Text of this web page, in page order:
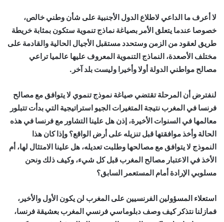
لا أعرف ما الداعي لاطلاع الدول الأجنبية على شأن وطني خالص،
خصوصا عندما يتعلق الأمر بصياغة نماذج تنموية ستكون بمثابة خريطة
طريق لعقود من الزمن وستحدد مستقبل الأجيال الحالية والقادمة على
مختلف الأصعدة، النماذج التنموية المعروف عليها عالميا تراعي
مصالح مواطني الدولة أولا وأخيرا وليست بلد آخر.
لنفترض أن المرحلة تقتضي صياغة نموذج تنموي لا يتوافق مع مصالح
فرنسا في المغرب نتيجة المتغيرات الجيو استراتيجية التي بدأت تتبلور
معالمها في السنوات الأخيرة، إذن هل علينا التشاور مع فرنسا في هذه
الحالة وأخذ موافقتها قبل تنزيله على أرض الواقع؟ وإذا كان هذا
النموذج لا يتوافق مع مصالحها وطلبت تعديله، هل علينا الامتثال لها، أم
الأخذ في الاعتبار مصالح المغرب قبل كل شيء، وكيف ذلك ونحن
مسلوبي الإرادة أمام المستعمر السابق؟
استعلاء المسؤولين الفرنسيين على المغرب لن يكون الأول والأخير،
فمازلنا نتذكر كيف وصف دبلوماسي فرنسي المغرب بعشيقة فرنسا،